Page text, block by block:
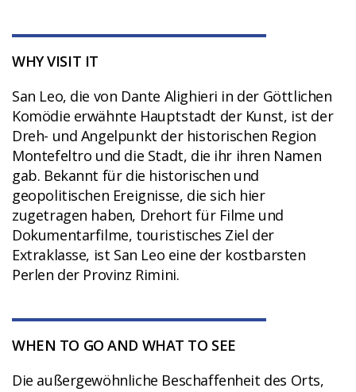
WHY VISIT IT
San Leo, die von Dante Alighieri in der Göttlichen
Komödie erwähnte Hauptstadt der Kunst, ist der
Dreh- und Angelpunkt der historischen Region
Montefeltro und die Stadt, die ihr ihren Namen
gab. Bekannt für die historischen und
geopolitischen Ereignisse, die sich hier
zugetragen haben, Drehort für Filme und
Dokumentarfilme, touristisches Ziel der
Extraklasse, ist San Leo eine der kostbarsten
Perlen der Provinz Rimini.
WHEN TO GO AND WHAT TO SEE
Die außergewöhnliche Beschaffenheit des Orts,